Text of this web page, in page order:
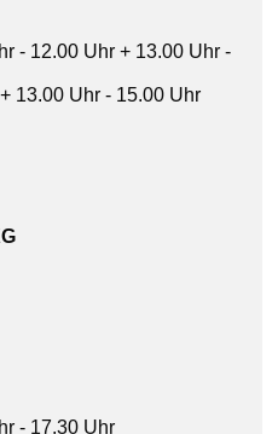
- 12.00 Uhr + 13.00 Uhr -
13.00 Uhr - 15.00 Uhr
- 17.30 Uhr